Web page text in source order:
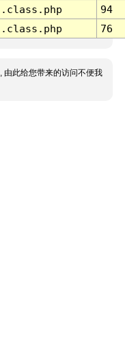
94
76
由此给您带来的访问不便我